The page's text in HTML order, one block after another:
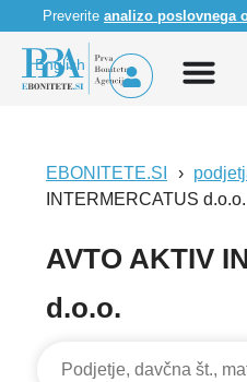
Preverite analizo poslovnega
English
EBONITETE.SI
INTERMERCATUS d.o.o.
AVTO AKTIV
d.o.o.